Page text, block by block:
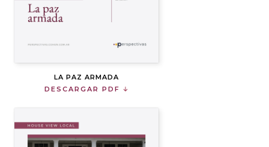
LA PAZ ARMADA
DESCARGAR PDF